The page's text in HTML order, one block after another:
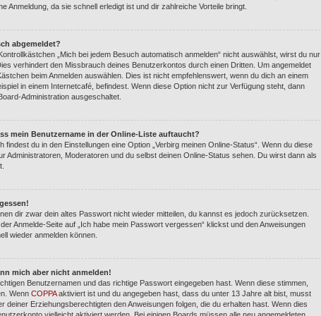
Anmeldung, da sie schnell erledigt ist und dir zahlreiche Vorteile bringt.
abgemeldet?
„Mich bei jedem Besuch automatisch anmelden“ nicht auswählst, wirst du nur
verhindert den Missbrauch deines Benutzerkontos durch einen Dritten. Um angemeldet
beim Anmelden auswählen. Dies ist nicht empfehlenswert, wenn du dich an einem
in einem Internetcafé, befindest. Wenn diese Option nicht zur Verfügung steht, dann
Administration ausgeschaltet.
mein Benutzername in der Online-Liste auftaucht?
findest du in den Einstellungen eine Option „Verbirg meinen Online-Status“. Wenn du diese
Administratoren, Moderatoren und du selbst deinen Online-Status sehen. Du wirst dann als
dir zwar dein altes Passwort nicht wieder mitteilen, du kannst es jedoch zurücksetzen.
Anmelde-Seite auf „Ich habe mein Passwort vergessen“ klickst und den Anweisungen
wieder anmelden können.
mich aber nicht anmelden!
Benutzernamen und das richtige Passwort eingegeben hast. Wenn diese stimmen,
Wenn COPPAaktiviert ist und du angegeben hast, dass du unter 13 Jahre alt bist, musst
deiner Erziehungsberechtigten den Anweisungen folgen, die du erhalten hast. Wenn dies
vielleicht aktiviert werden. Bei einigen Boards müssen alle neu angemeldeten